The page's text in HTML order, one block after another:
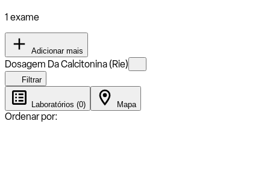
1 exame
Adicionar mais
Dosagem Da Calcitonina (Rie)
Filtrar
Laboratórios (0) Mapa
Ordenar por: